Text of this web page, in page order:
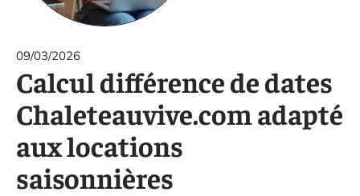
09/03/2026
Calcul différence de dates
Chaleteauvive.com adapté
aux locations
saisonnières